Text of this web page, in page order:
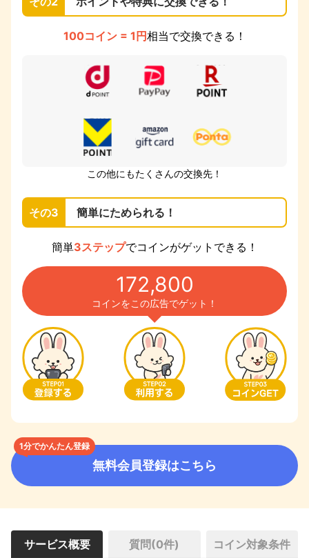
100コイン = 1円相当で交換できる！
この他にもたくさんの交換先！
その3 簡単にためられる！
簡単3ステップでコインがゲットできる！
172,800
コインをこの広告でゲット！
1分でかんたん登録
無料会員登録はこちら
サービス概要 質問(0件) コイン対象条件